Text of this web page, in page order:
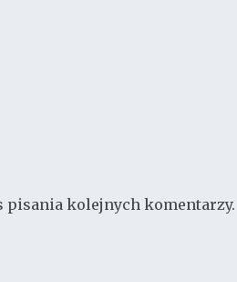
pisania kolejnych komentarzy.